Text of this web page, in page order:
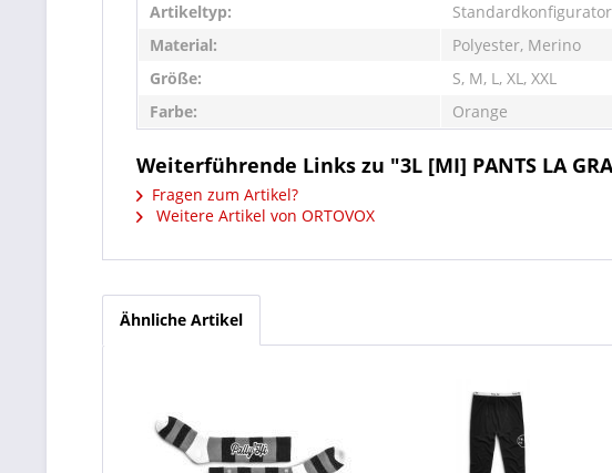
Artikeltyp:
Standardkonfigurator
Material:
Polyester, Merino
Größe:
S, M, L, XL, XXL
Farbe:
Orange
Weiterführende Links zu "3L [MI] PANTS LA
Fragen zum Artikel?
Weitere Artikel von ORTOVOX
Ähnliche Artikel